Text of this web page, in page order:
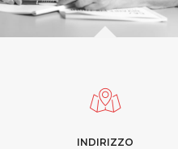
INDIRIZZO